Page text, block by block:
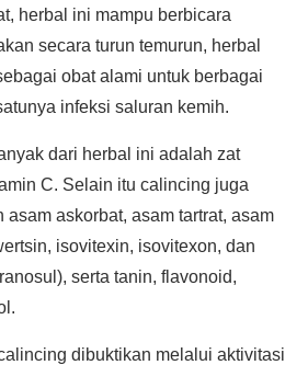
herbal ini mampu berbicara
secara turun temurun, herbal
obat alami untuk berbagai
infeksi saluran kemih.
dari herbal ini adalah zat
C. Selain itu calincing juga
asam askorbat, asam tartrat, asam
isovitexin, isovitexon, dan
serta tanin, flavonoid,
dibuktikan melalui aktivitasi